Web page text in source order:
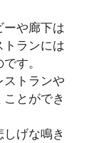
ーや廊下は
トランには
す。
ストランや
とができ
げな鳴き